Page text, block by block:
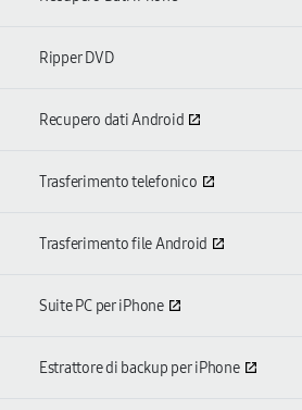
Ripper DVD
Recupero dati Android
Trasferimento telefonico
Trasferimento file Android
Suite PC per iPhone
Estrattore di backup per iPhone